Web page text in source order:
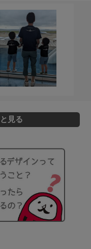
見る